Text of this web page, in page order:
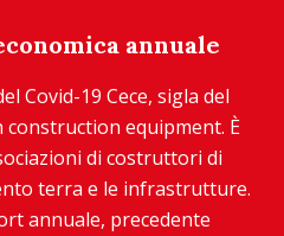
annuale
Covid-19 Cece, sigla del
equipment. È
di costruttori di
terra e le infrastrutture.
annuale, precedente